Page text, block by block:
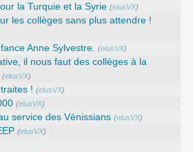
la Turquie et la Syrie (elusVX)
les collèges sans plus attendre !
Anne Sylvestre. (elusVX)
il nous faut des collèges à la
(elusVX)
! (elusVX)
(elusVX)
service des Vénissians (elusVX)
(elusVX)